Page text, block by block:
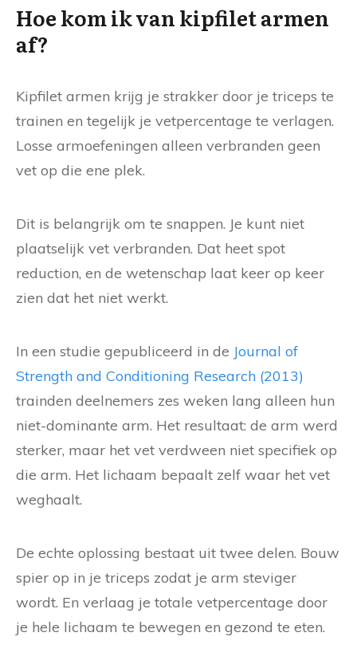
Hoe kom ik van kipfilet armen
af?
Kipfilet armen krijg je strakker door je triceps te
trainen en tegelijk je vetpercentage te verlagen.
Losse armoefeningen alleen verbranden geen
vet op die ene plek.
Dit is belangrijk om te snappen. Je kunt niet
plaatselijk vet verbranden. Dat heet spot
reduction, en de wetenschap laat keer op keer
zien dat het niet werkt.
In een studie gepubliceerd in de Journal of
Strength and Conditioning Research (2013)
trainden deelnemers zes weken lang alleen hun
niet-dominante arm. Het resultaat: de arm werd
sterker, maar het vet verdween niet specifiek op
die arm. Het lichaam bepaalt zelf waar het vet
weghaalt.
De echte oplossing bestaat uit twee delen. Bouw
spier op in je triceps zodat je arm steviger
wordt. En verlaag je totale vetpercentage door
je hele lichaam te bewegen en gezond te eten.